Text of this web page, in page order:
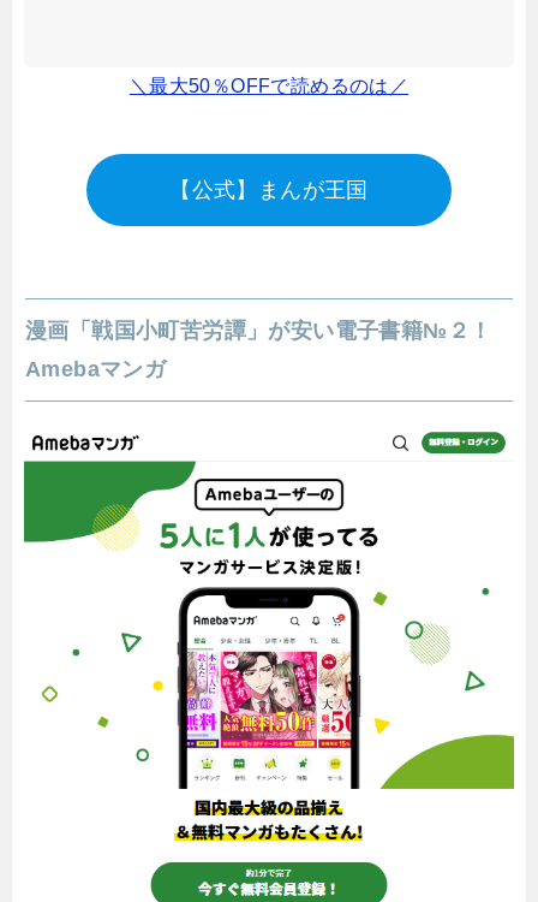
＼最大50％OFFで読めるのは／
【公式】まんが王国
漫画「戦国小町苦労譚」が安い電子書籍№２！
Amebaマンガ